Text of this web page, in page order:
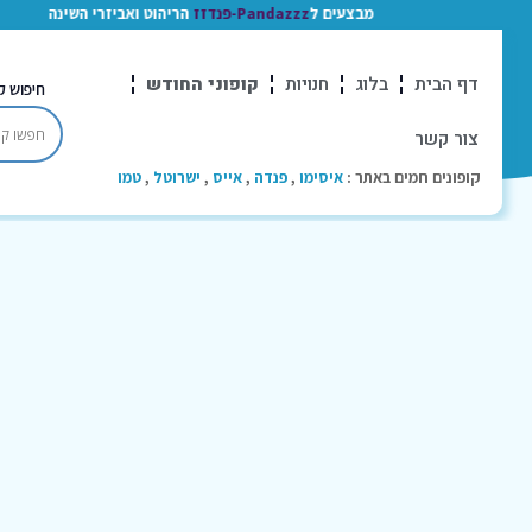
מבצעים ל Pandazzz-פנדזז הריהוט ואביזרי השינה
דף הבית בלוג חנויות קופוני החודש
צור קשר
קופונים חמים באתר : איסימו ,פנדה ,אייס , ישרוטל ,טמו
חיפוש